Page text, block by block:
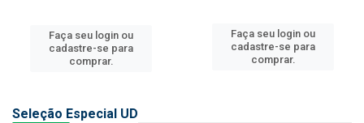
Faça seu login ou
cadastre-se para
comprar.
Faça seu login ou
cadastre-se para
comprar.
Seleção Especial UD